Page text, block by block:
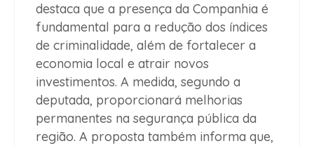
destaca que a presença da Companhia é
fundamental para a redução dos índices
de criminalidade, além de fortalecer a
economia local e atrair novos
investimentos. A medida, segundo a
deputada, proporcionará melhorias
permanentes na segurança pública da
região. A proposta também informa que,